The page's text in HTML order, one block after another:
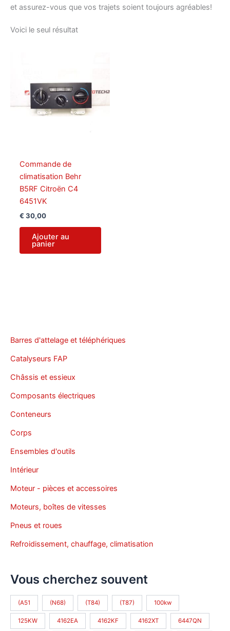
Barres d'attelage et téléphériques
Catalyseurs FAP
Châssis et essieux
Composants électriques
Conteneurs
Corps
Ensembles d'outils
Intérieur
Moteur - pièces et accessoires
Moteurs, boîtes de vitesses
Pneus et roues
Refroidissement, chauffage, climatisation
Vous cherchez souvent
(A51 (N68) (T84) (T87) 100kw
125KW 4162EA 4162KF 4162XT 6447QN
et assurez-vous que vos trajets soient toujours agréables!
Voici le seul résultat
Commande de
climatisation Behr
B5RF Citroën C4
6451VK
€ 30,00
Ajouter au
panier